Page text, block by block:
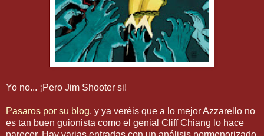
Yo no... ¡Pero Jim Shooter si!
Pasaros por su blog, y ya veréis que a lo mejor Azzarello no
es tan buen guionista como el genial Cliff Chiang lo hace